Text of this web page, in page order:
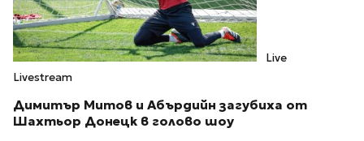
Live
Livestream
Димитър Митов и Абърдийн загубиха от
Шахтьор Донецк в голово шоу